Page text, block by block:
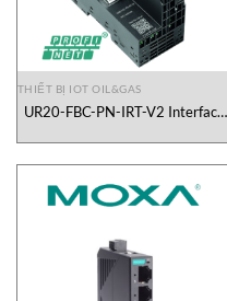
THIẾT BỊ IOT OIL&GAS
UR20-FBC-PN-IRT-V2 Interface